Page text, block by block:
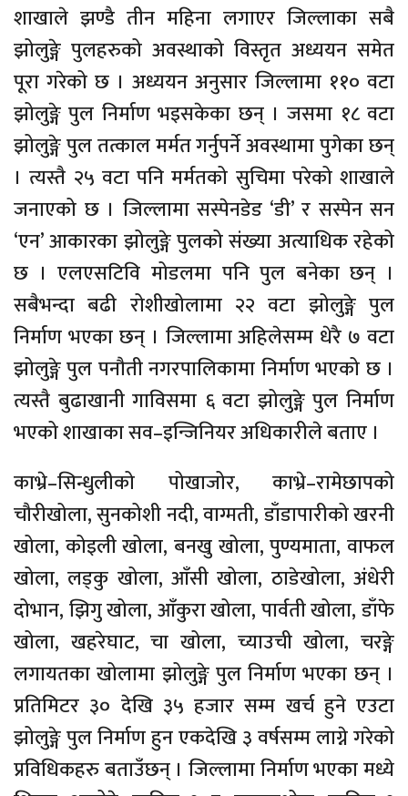
शाखाले झण्डै तीन महिना लगाएर जिल्लाका सबै
झोलुङ्गे पुलहरुको अवस्थाको विस्तृत अध्ययन समेत
पूरा गरेको छ । अध्ययन अनुसार जिल्लामा ११० वटा
झोलुङ्गे पुल निर्माण भइसकेका छन् । जसमा १८ वटा
झोलुङ्गे पुल तत्काल मर्मत गर्नुपर्ने अवस्थामा पुगेका छन्
। त्यस्तै २५ वटा पनि मर्मतको सुचिमा परेको शाखाले
जनाएको छ । जिल्लामा सस्पेनडेड ‘डी’ र सस्पेन सन
‘एन’ आकारका झोलुङ्गे पुलको संख्या अत्याधिक रहेको
छ । एलएसटिवि मोडलमा पनि पुल बनेका छन् ।
सबैभन्दा बढी रोशीखोलामा २२ वटा झोलुङ्गे पुल
निर्माण भएका छन् । जिल्लामा अहिलेसम्म धेरै ७ वटा
झोलुङ्गे पुल पनौती नगरपालिकामा निर्माण भएको छ ।
त्यस्तै बुढाखानी गाविसमा ६ वटा झोलुङ्गे पुल निर्माण
भएको शाखाका सव–इन्जिनियर अधिकारीले बताए ।
काभ्रे–सिन्धुलीको पोखाजोर, काभ्रे–रामेछापको
चौरीखोला, सुनकोशी नदी, वाग्मती, डाँडापारीको खरनी
खोला, कोइली खोला, बनखु खोला, पुण्यमाता, वाफल
खोला, लड्कु खोला, आँसी खोला, ठाडेखोला, अंधेरी
दोभान, झिगु खोला, आँकुरा खोला, पार्वती खोला, डाँफे
खोला, खहरेघाट, चा खोला, च्याउची खोला, चरङ्गे
लगायतका खोलामा झोलुङ्गे पुल निर्माण भएका छन् ।
प्रतिमिटर ३० देखि ३५ हजार सम्म खर्च हुने एउटा
झोलुङ्गे पुल निर्माण हुन एकदेखि ३ वर्षसम्म लाग्ने गरेको
प्रविधिकहरु बताउँछन् । जिल्लामा निर्माण भएका मध्ये